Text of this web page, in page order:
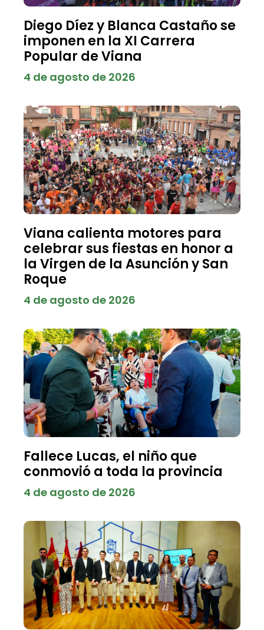
Diego Díez y Blanca Castaño se
imponen en la XI Carrera
Popular de Viana
4 de agosto de 2026
Viana calienta motores para
celebrar sus fiestas en honor a
la Virgen de la Asunción y San
Roque
4 de agosto de 2026
Fallece Lucas, el niño que
conmovió a toda la provincia
4 de agosto de 2026